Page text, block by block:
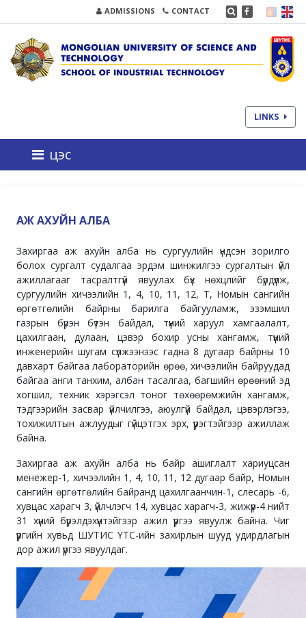
ADMISSIONS CONTACT
LINKS
цэс
АЖ АХУЙН АЛБА
Захиргаа аж ахуйн алба нь сургуулийн үндсэн зорилго
болох сургалт судалгаа эрдэм шинжилгээ сургалтын үйл
ажиллагааг тасралтгүй явуулах бүх нөхцлийг бүрдүүлж,
сургуулийн хичээлийн 1, 4, 10, 11, 12, Т, Номын сангийн
өргөтгөлийн байрны барилга байгууламж, эзэмшил
газрын бүрэн бүтэн байдал, түүний харуул хамгаалалт,
цахилгаан, дулаан, цэвэр бохир усны хангамж, түүний
инженерийн шугам сүлжээнээс гадна 8 дугаар байрны 10
давхарт байгаа лабораторийн өрөө, хичээлийн байруудад
байгаа анги танхим, албан тасалгаа, багшийн өрөөний эд
хогшил, техник хэрэгсэл тоног төхөөрөмжийн хангамж,
тэдгээрийн засвар үйлчилгээ, аюулгүй байдал, цэвэрлэгээ,
тохижилтын ажлуудыг гүйцэтгэх эрх, үүрэгтэйгээр ажиллаж
байна.
Захиргаа аж ахуйн алба нь байр ашиглалт хариуцсан
менежер-1, хичээлийн 1, 4, 10, 11, 12 дугаар байр, Номын
сангийн өргөтгөлийн байранд цахилгаанчин-1, слесарь -6,
хувцас харагч 3, үйлчлэгч 14, хувцас харагч-3, жижүүр-4 нийт
31 хүний бүрэлдэхүүнтэйгээр ажил үүргээ явуулж байна. Чиг
үүргийн хувьд ШУТИС ҮТС-ийн захирлын шууд удирдлагын
дор ажил үүргээ явуулдаг.